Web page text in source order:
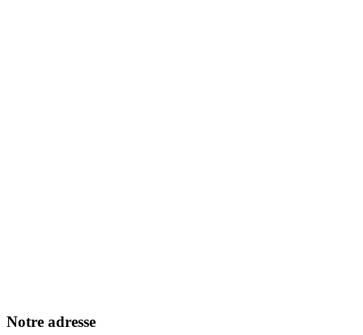
Notre adresse